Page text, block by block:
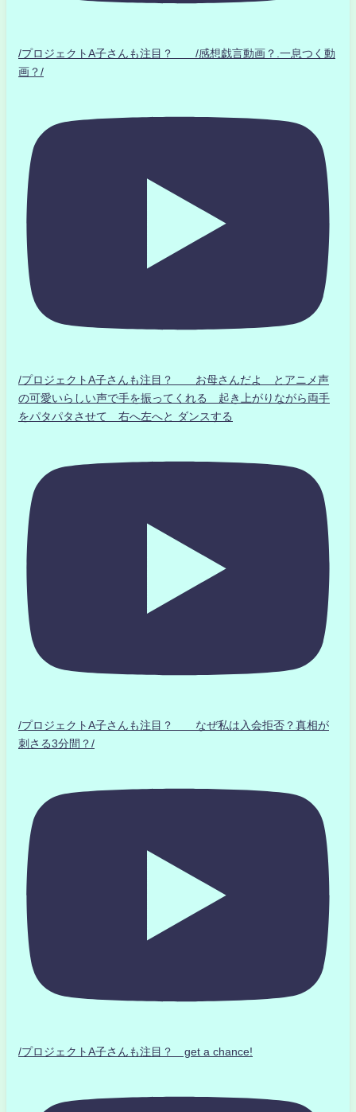
/プロジェクトA子さんも注目？ /感想戯言動画？.一息つく動
画？/
/プロジェクトA子さんも注目？ お母さんだよ とアニメ声
の可愛いらしい声で手を振ってくれる 起き上がりながら両手
をパタパタさせて 右へ左へと ダンスする
/プロジェクトA子さんも注目？ なぜ私は入会拒否？真相が
刺さる3分間？/
/プロジェクトA子さんも注目？ get a chance!